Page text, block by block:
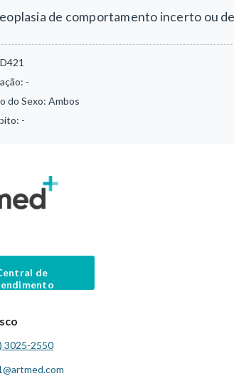
de comportamento incerto ou
D421
-
do Sexo: Ambos
-
de
3025-2550